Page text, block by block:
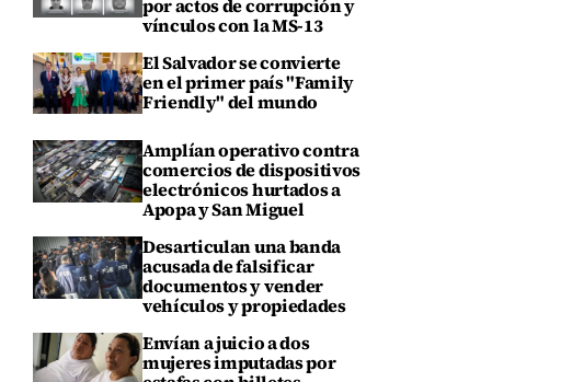
por actos de corrupción y
vínculos con la MS-13
El Salvador se convierte
en el primer país "Family
Friendly" del mundo
Amplían operativo contra
comercios de dispositivos
electrónicos hurtados a
Apopa y San Miguel
Desarticulan una banda
acusada de falsificar
documentos y vender
vehículos y propiedades
Envían a juicio a dos
mujeres imputadas por